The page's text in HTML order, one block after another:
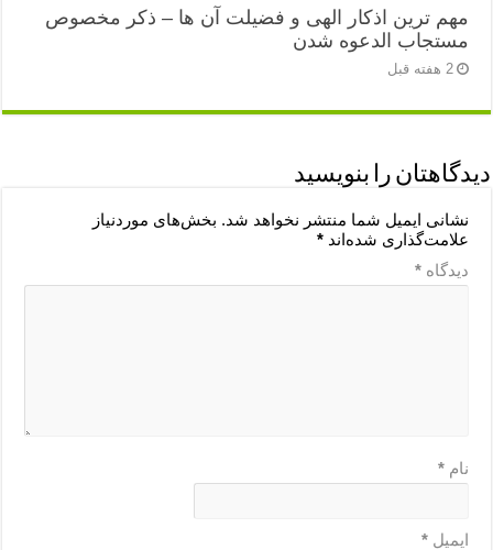
مهم ترین اذکار الهی و فضیلت آن ها – ذکر مخصوص
مستجاب الدعوه شدن
2 هفته قبل
دیدگاهتان را بنویسید
نشانی ایمیل شما منتشر نخواهد شد. بخش‌های موردنیاز
علامت‌گذاری شده‌اند*
دیدگاه*
نام*
ایمیل*